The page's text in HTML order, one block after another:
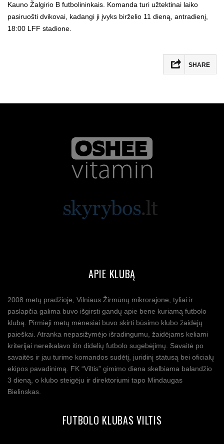
Kauno Žalgirio B futbolininkais. Komanda turi užtektinai laiko
pasiruošti dvikovai, kadangi ji įvyks birželio 11 dieną, antradienį,
18:00 LFF stadione.
SHARE
APIE KLUBĄ
2008 metų pradžioje, Vilniaus Žirmūnų mikrorajone, tyliai ir
paslapčia galima buvo išgirsti gandų apie bene kuriamą futbolo
klubą. Pirmieji metų mėnesiai buvo skirti būsimo klubo žaidėjų
paieškai. Atranka nepasižymėjo išradingumu, žaidėjams keliami
kriterijai nereikalavo itin didelių futbolo sugebėjimų. Savaitė po
savaitės ir jau turime komandos sudėtį, juridinį statusą bei oficialų
ekipos pavadinimą. FK “Viltis” gimimo diena skelbiama balandžio
3 dieną, o klubo steigėju ir direktoriumi tapo Mindaugas
Bielinskas.
FUTBOLO KLUBAS VILTIS